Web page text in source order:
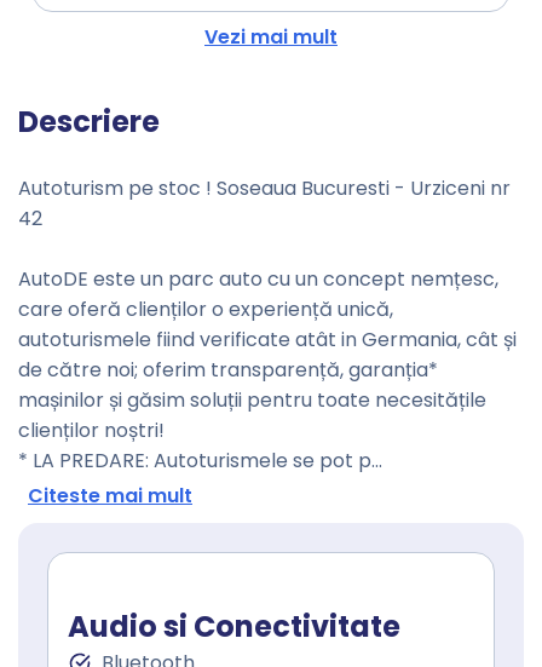
Vezi mai mult
Descriere
Autoturism pe stoc ! Soseaua Bucuresti - Urziceni nr
42
AutoDE este un parc auto cu un concept nemțesc,
care oferă clienților o experiență unică,
autoturismele fiind verificate atât in Germania, cât și
de către noi; oferim transparență, garanția*
mașinilor și găsim soluții pentru toate necesitățile
clienților noștri!
* LA PREDARE: Autoturismele se pot p...
Citeste mai mult
Audio si Conectivitate